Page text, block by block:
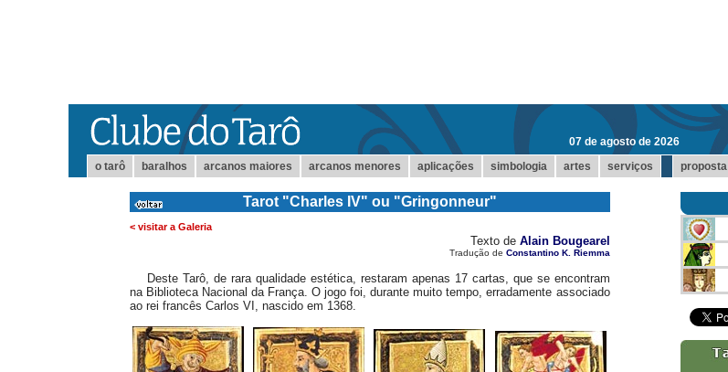
07 de agosto de 2026
o tarô
baralhos arcanos maiores arcanos menores aplicações simbologia artes serviços proposta
Tarot "Charles IV" ou "Gringonneur"
< visitar a Galeria
Texto de Alain Bougearel
Tradução de Constantino K. Riemma
Deste Tarô, de rara qualidade estética, restaram apenas 17 cartas, que se encontram
na Biblioteca Nacional da França. O jogo foi, durante muito tempo, erradamente associado
ao rei francês Carlos VI, nascido em 1368.